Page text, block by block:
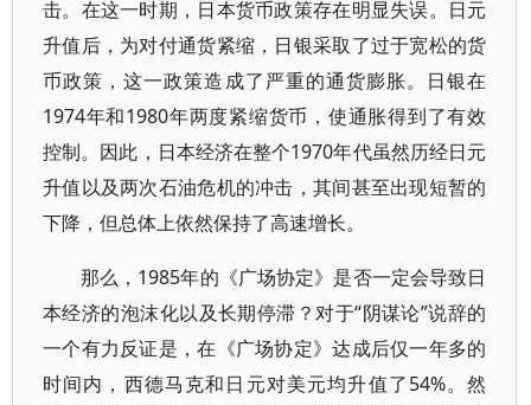
击。在这一时期，日本货币政策存在明显失误。日元
升值后，为对付通货紧缩，日银采取了过于宽松的货
币政策，这一政策造成了严重的通货膨胀。日银在
1974年和1980年两度紧缩货币，使通胀得到了有效
控制。因此，日本经济在整个1970年代虽然历经日元
升值以及两次石油危机的冲击，其间甚至出现短暂的
下降，但总体上依然保持了高速增长。
那么，1985年的《广场协定》是否一定会导致日
本经济的泡沫化以及长期停滞？对于“阴谋论”说辞的
一个有力反证是，在《广场协定》达成后仅一年多的
时间内，西德马克和日元对美元均升值了54%。然